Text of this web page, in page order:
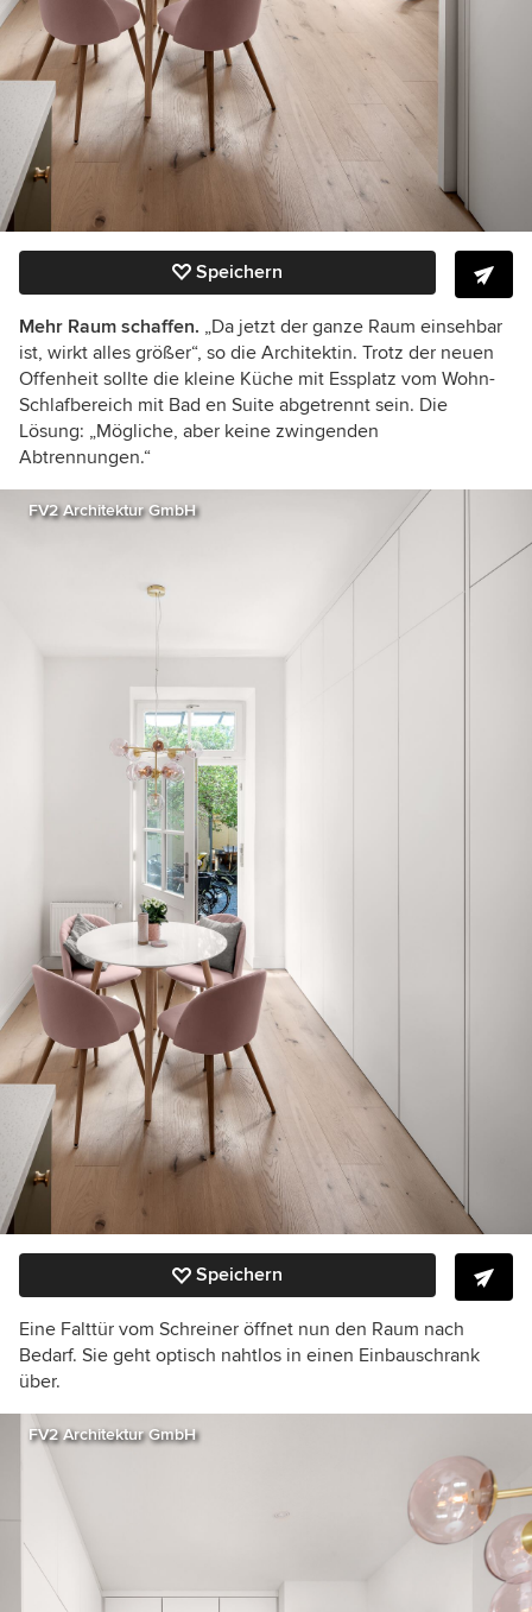
Speichern
Mehr Raum schaffen. „Da jetzt der ganze Raum einsehbar
ist, wirkt alles größer“, so die Architektin. Trotz der neuen
Offenheit sollte die kleine Küche mit Essplatz vom Wohn-
Schlafbereich mit Bad en Suite abgetrennt sein. Die
Lösung: „Mögliche, aber keine zwingenden
Abtrennungen.“
FV2 Architektur GmbH
Speichern
Eine Falttür vom Schreiner öffnet nun den Raum nach
Bedarf. Sie geht optisch nahtlos in einen Einbauschrank
über.
FV2 Architektur GmbH